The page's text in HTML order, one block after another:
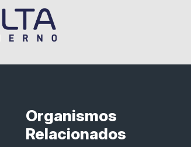
Organismos
Relacionados